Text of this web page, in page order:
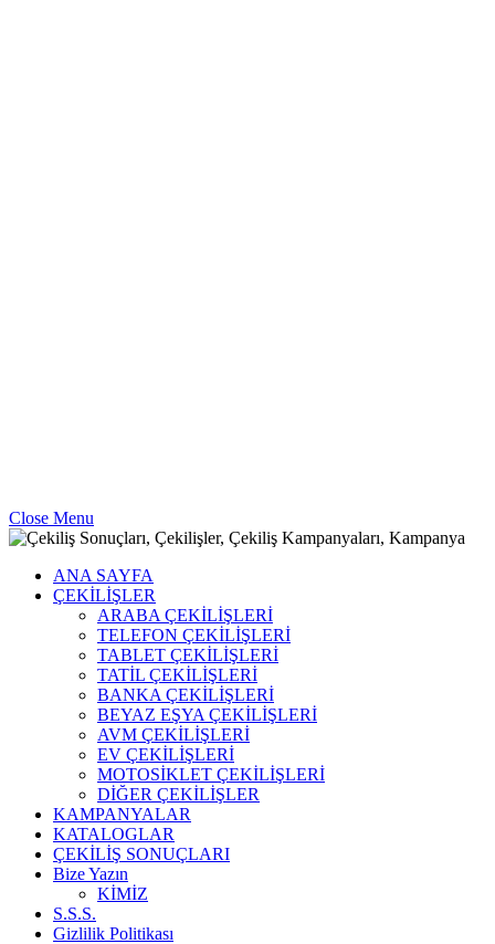
Close Menu
ANA SAYFA
ÇEKİLİŞLER
ARABA ÇEKİLİŞLERİ
TELEFON ÇEKİLİŞLERİ
TABLET ÇEKİLİŞLERİ
TATİL ÇEKİLİŞLERİ
BANKA ÇEKİLİŞLERİ
BEYAZ EŞYA ÇEKİLİŞLERİ
AVM ÇEKİLİŞLERİ
EV ÇEKİLİŞLERİ
MOTOSİKLET ÇEKİLİŞLERİ
DİĞER ÇEKİLİŞLER
KAMPANYALAR
KATALOGLAR
ÇEKİLİŞ SONUÇLARI
Bize Yazın
KİMİZ
S.S.S.
Gizlilik Politikası